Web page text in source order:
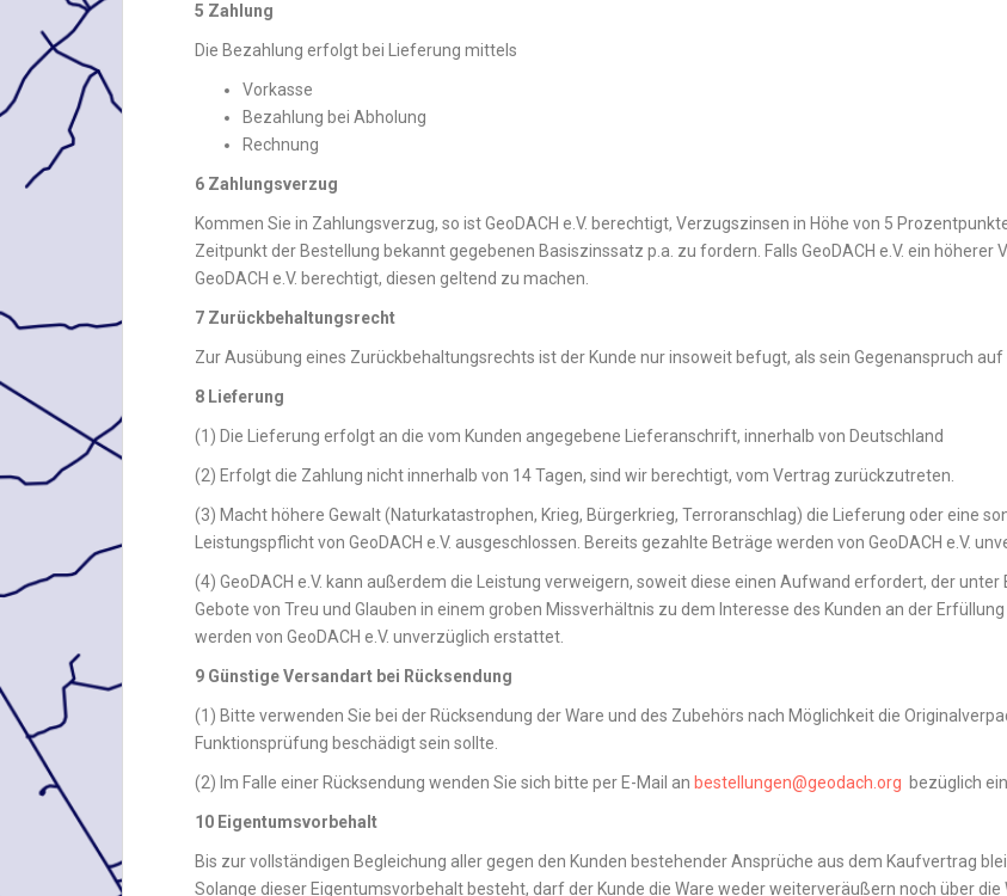
5 Zahlung
Die Bezahlung erfolgt bei Lieferung mittels
Vorkasse
Bezahlung bei Abholung
Rechnung
6 Zahlungsverzug
Kommen Sie in Zahlungsverzug, so ist GeoDACH e.V. berechtigt, Verzugszinsen in Höhe von 5
Zeitpunkt der Bestellung bekannt gegebenen Basiszinssatz p.a. zu fordern. Falls GeoDACH e.V. ein
GeoDACH e.V. berechtigt, diesen geltend zu machen.
7 Zurückbehaltungsrecht
Zur Ausübung eines Zurückbehaltungsrechts ist der Kunde nur insoweit befugt, als sein Gegenanspruch
8 Lieferung
(1) Die Lieferung erfolgt an die vom Kunden angegebene Lieferanschrift, innerhalb von Deutschland
(2) Erfolgt die Zahlung nicht innerhalb von 14 Tagen, sind wir berechtigt, vom Vertrag zurückzutreten.
(3) Macht höhere Gewalt (Naturkatastrophen, Krieg, Bürgerkrieg, Terroranschlag) die Lieferung oder eine
Leistungspflicht von GeoDACH e.V. ausgeschlossen. Bereits gezahlte Beträge werden von GeoDACH e.V.
(4) GeoDACH e.V. kann außerdem die Leistung verweigern, soweit diese einen Aufwand erfordert, der
Gebote von Treu und Glauben in einem groben Missverhältnis zu dem Interesse des Kunden an der
werden von GeoDACH e.V. unverzüglich erstattet.
9 Günstige Versandart bei Rücksendung
(1) Bitte verwenden Sie bei der Rücksendung der Ware und des Zubehörs nach Möglichkeit die
Funktionsprüfung beschädigt sein sollte.
(2) Im Falle einer Rücksendung wenden Sie sich bitte per E-Mail an bestellungen@geodach.org bezüglich
10 Eigentumsvorbehalt
Bis zur vollständigen Begleichung aller gegen den Kunden bestehender Ansprüche aus dem Kaufvertrag
Solange dieser Eigentumsvorbehalt besteht, darf der Kunde die Ware weder weiterveräußern noch über